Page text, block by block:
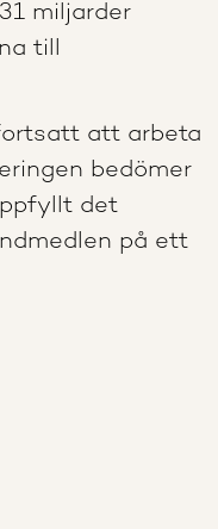
miljarder
till
att arbeta
bedömer
det
på ett